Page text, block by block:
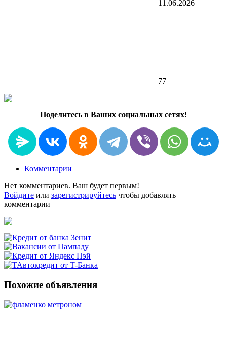
11.06.2026
77
Поделитесь в Ваших социальных сетях!
Комментарии
Нет комментариев. Ваш будет первым!
Войдите или зарегистрируйтесь чтобы добавлять
комментарии
Похожие объявления